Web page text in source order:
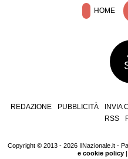
HOME
REDAZIONE PUBBLICITÀ INVIA
RSS
Copyright © 2013 - 2026 IlNazionale.it -
e cookie policy|